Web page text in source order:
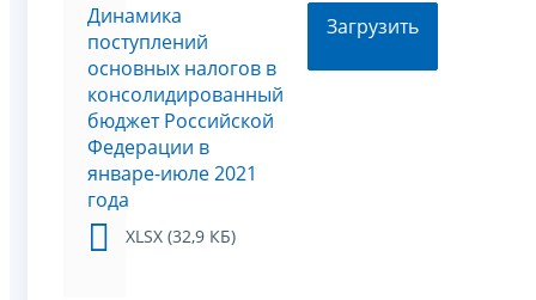
Динамика
поступлений
основных налогов в
консолидированный
бюджет Российской
Федерации в
январе-июле 2021
года
XLSX (32,9 КБ)
Загрузить